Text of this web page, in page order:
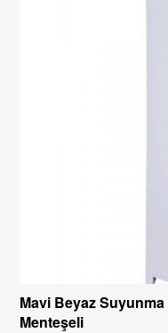
Mavi Beyaz
Menteşeli